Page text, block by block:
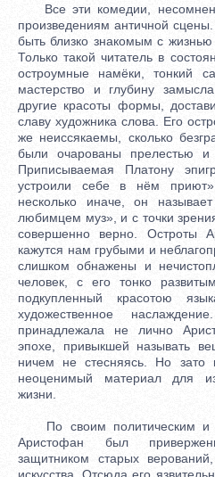
Все эти комедии,
произведениям античной
быть близко знакомым с
Только такой читатель в
остроумные намёки, тонкий
мастерство и глубину
другие красоты формы,
славу художника слова. Его
же неиссякаемы, сколько
были очарованы прелестью и
Приписываемая Платону
устроили себе в нём
несколько иначе, он
любимцем муз», и с точки
совершенно верно. Остроты
кажутся нам грубыми и
слишком обнажены и
человек, с его тонко
подкупленный красотою
художественное
принадлежала не лично
эпохе, привыкшей называть
ничем не стесняясь. Но зато
неоценимый материал для
жизни.
По своим политическим и
Аристофан был
защитником старых
искусства. Отсюда его